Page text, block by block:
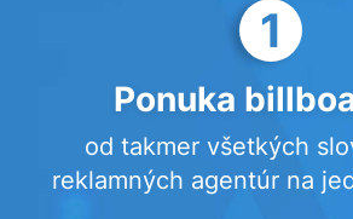
1
Ponuka
od takmer všetkých
reklamných agentúr na